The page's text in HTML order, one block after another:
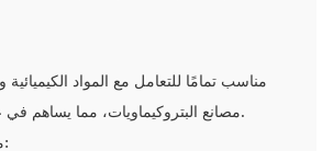
مناسب تمامًا للتعامل مع المواد
مصانع البتروكيماويات، مما يساهم في عمليات آمنة وموثوقة.
محطات معالجة المياه: